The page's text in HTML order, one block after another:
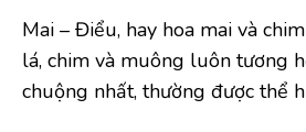
Mai – Điểu, hay hoa mai và
lá, chim và muông luôn tương
chuộng nhất, thường được thể